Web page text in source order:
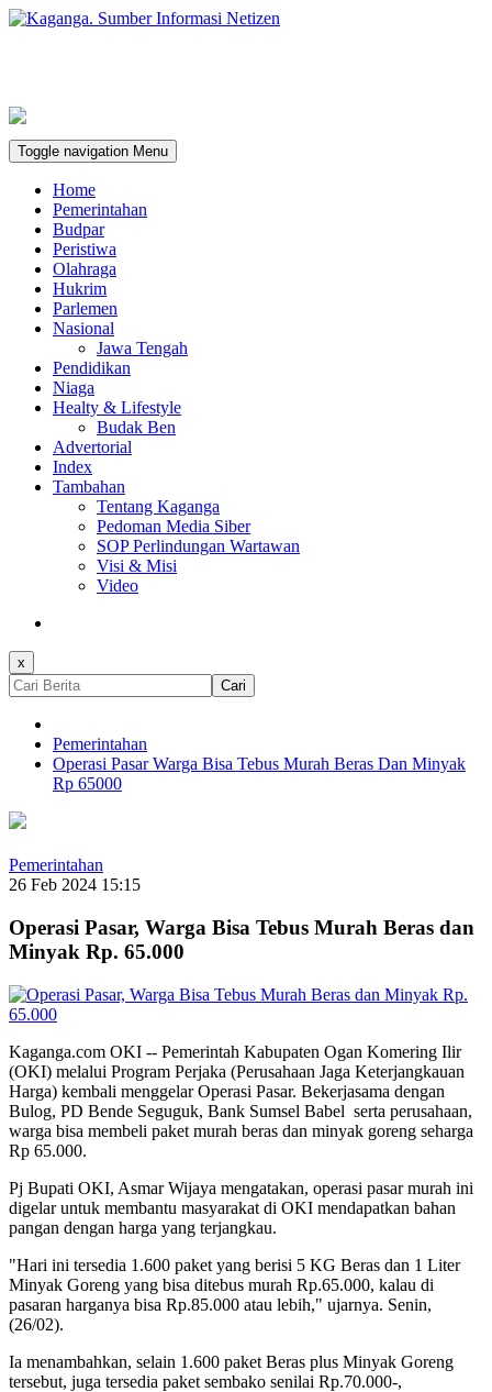
Toggle navigation Menu
Home
Pemerintahan
Budpar
Peristiwa
Olahraga
Hukrim
Parlemen
Nasional
Jawa Tengah
Pendidikan
Niaga
Healty & Lifestyle
Budak Ben
Advertorial
Index
Tambahan
Tentang Kaganga
Pedoman Media Siber
SOP Perlindungan Wartawan
Visi & Misi
Video
x
Cari
Pemerintahan
Operasi Pasar Warga Bisa Tebus Murah Beras Dan Minyak
Rp 65000
Pemerintahan
26 Feb 2024 15:15
Operasi Pasar, Warga Bisa Tebus Murah Beras dan
Minyak Rp. 65.000
Kaganga.com OKI -- Pemerintah Kabupaten Ogan Komering Ilir
(OKI) melalui Program Perjaka (Perusahaan Jaga Keterjangkauan
Harga) kembali menggelar Operasi Pasar. Bekerjasama dengan
Bulog, PD Bende Seguguk, Bank Sumsel Babel serta perusahaan,
warga bisa membeli paket murah beras dan minyak goreng seharga
Rp 65.000.
Pj Bupati OKI, Asmar Wijaya mengatakan, operasi pasar murah ini
digelar untuk membantu masyarakat di OKI mendapatkan bahan
pangan dengan harga yang terjangkau.
"Hari ini tersedia 1.600 paket yang berisi 5 KG Beras dan 1 Liter
Minyak Goreng yang bisa ditebus murah Rp.65.000, kalau di
pasaran harganya bisa Rp.85.000 atau lebih," ujarnya. Senin,
(26/02).
Ia menambahkan, selain 1.600 paket Beras plus Minyak Goreng
tersebut, juga tersedia paket sembako senilai Rp.70.000-,